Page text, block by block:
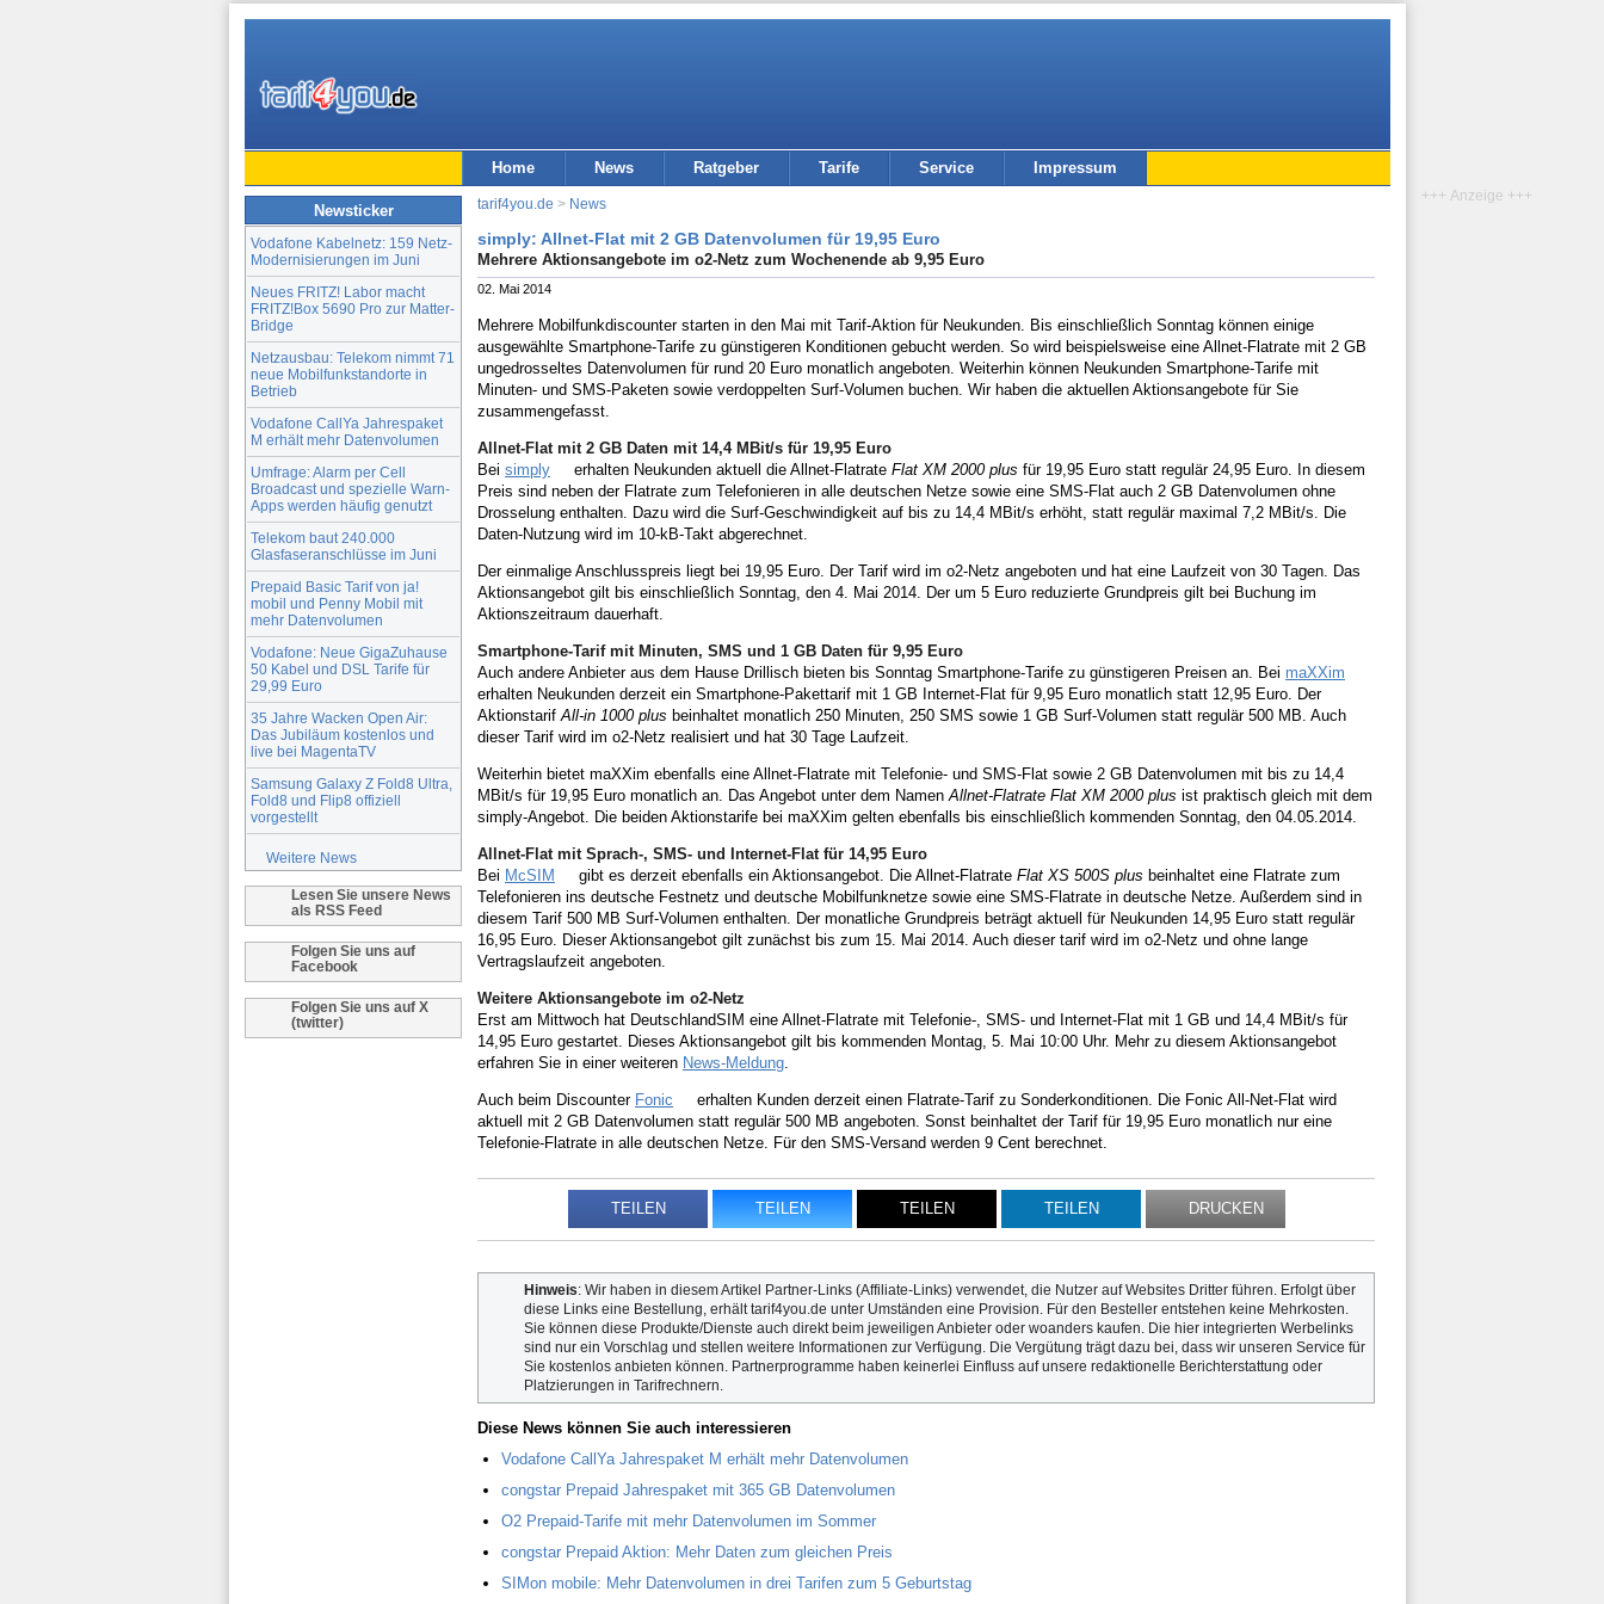
Home News Ratgeber Tarife Service Impressum
Newsticker
Vodafone Kabelnetz: 159 Netz-
Modernisierungen im Juni
Neues FRITZ! Labor macht
FRITZ!Box 5690 Pro zur Matter-
Bridge
Netzausbau: Telekom nimmt 71
neue Mobilfunkstandorte in
Betrieb
Vodafone CallYa Jahrespaket
M erhält mehr Datenvolumen
Umfrage: Alarm per Cell
Broadcast und spezielle Warn-
Apps werden häufig genutzt
Telekom baut 240.000
Glasfaseranschlüsse im Juni
Prepaid Basic Tarif von ja!
mobil und Penny Mobil mit
mehr Datenvolumen
Vodafone: Neue GigaZuhause
50 Kabel und DSL Tarife für
29,99 Euro
35 Jahre Wacken Open Air:
Das Jubiläum kostenlos und
live bei MagentaTV
Samsung Galaxy Z Fold8 Ultra,
Fold8 und Flip8 offiziell
vorgestellt
Weitere News
Lesen Sie unsere News
als RSS Feed
Folgen Sie uns auf
Facebook
Folgen Sie uns auf X
(twitter)
tarif4you.de > News
simply: Allnet-Flat mit 2 GB Datenvolumen für 19,95 Euro
Mehrere Aktionsangebote im o2-Netz zum Wochenende ab 9,95 Euro
02. Mai 2014
Mehrere Mobilfunkdiscounter starten in den Mai mit Tarif-Aktion für Neukunden. Bis einschließlich Sonntag können einige
ausgewählte Smartphone-Tarife zu günstigeren Konditionen gebucht werden. So wird beispielsweise eine Allnet-Flatrate mit 2 GB
ungedrosseltes Datenvolumen für rund 20 Euro monatlich angeboten. Weiterhin können Neukunden Smartphone-Tarife mit
Minuten- und SMS-Paketen sowie verdoppelten Surf-Volumen buchen. Wir haben die aktuellen Aktionsangebote für Sie
zusammengefasst.
Allnet-Flat mit 2 GB Daten mit 14,4 MBit/s für 19,95 Euro
Bei simply erhalten Neukunden aktuell die Allnet-Flatrate Flat XM 2000 plus für 19,95 Euro statt regulär 24,95 Euro. In diesem
Preis sind neben der Flatrate zum Telefonieren in alle deutschen Netze sowie eine SMS-Flat auch 2 GB Datenvolumen ohne
Drosselung enthalten. Dazu wird die Surf-Geschwindigkeit auf bis zu 14,4 MBit/s erhöht, statt regulär maximal 7,2 MBit/s. Die
Daten-Nutzung wird im 10-kB-Takt abgerechnet.
Der einmalige Anschlusspreis liegt bei 19,95 Euro. Der Tarif wird im o2-Netz angeboten und hat eine Laufzeit von 30 Tagen. Das
Aktionsangebot gilt bis einschließlich Sonntag, den 4. Mai 2014. Der um 5 Euro reduzierte Grundpreis gilt bei Buchung im
Aktionszeitraum dauerhaft.
Smartphone-Tarif mit Minuten, SMS und 1 GB Daten für 9,95 Euro
Auch andere Anbieter aus dem Hause Drillisch bieten bis Sonntag Smartphone-Tarife zu günstigeren Preisen an. Bei maXXim
erhalten Neukunden derzeit ein Smartphone-Pakettarif mit 1 GB Internet-Flat für 9,95 Euro monatlich statt 12,95 Euro. Der
AktionstarifAll-in 1000 plus beinhaltet monatlich 250 Minuten, 250 SMS sowie 1 GB Surf-Volumen statt regulär 500 MB. Auch
dieser Tarif wird im o2-Netz realisiert und hat 30 Tage Laufzeit.
Weiterhin bietet maXXim ebenfalls eine Allnet-Flatrate mit Telefonie- und SMS-Flat sowie 2 GB Datenvolumen mit bis zu 14,4
MBit/s für 19,95 Euro monatlich an. Das Angebot unter dem NamenAllnet-Flatrate Flat XM 2000 plus ist praktisch gleich mit dem
simply-Angebot. Die beiden Aktionstarife bei maXXim gelten ebenfalls bis einschließlich kommenden Sonntag, den 04.05.2014.
Allnet-Flat mit Sprach-, SMS- und Internet-Flat für 14,95 Euro
Bei McSIM gibt es derzeit ebenfalls ein Aktionsangebot. Die Allnet-Flatrate Flat XS 500S plus beinhaltet eine Flatrate zum
Telefonieren ins deutsche Festnetz und deutsche Mobilfunknetze sowie eine SMS-Flatrate in deutsche Netze. Außerdem sind in
diesem Tarif 500 MB Surf-Volumen enthalten. Der monatliche Grundpreis beträgt aktuell für Neukunden 14,95 Euro statt regulär
16,95 Euro. Dieser Aktionsangebot gilt zunächst bis zum 15. Mai 2014. Auch dieser tarif wird im o2-Netz und ohne lange
Vertragslaufzeit angeboten.
Weitere Aktionsangebote im o2-Netz
Erst am Mittwoch hat DeutschlandSIM eine Allnet-Flatrate mit Telefonie-, SMS- und Internet-Flat mit 1 GB und 14,4 MBit/s für
14,95 Euro gestartet. Dieses Aktionsangebot gilt bis kommenden Montag, 5. Mai 10:00 Uhr. Mehr zu diesem Aktionsangebot
erfahren Sie in einer weiteren News-Meldung.
Auch beim Discounter Fonic
erhalten Kunden derzeit einen Flatrate-Tarif zu Sonderkonditionen. Die Fonic All-Net-Flat wird
aktuell mit 2 GB Datenvolumen statt regulär 500 MB angeboten. Sonst beinhaltet der Tarif für 19,95 Euro monatlich nur eine
Telefonie-Flatrate in alle deutschen Netze. Für den SMS-Versand werden 9 Cent berechnet.
TEILEN TEILEN TEILEN TEILEN DRUCKEN
Hinweis: Wir haben in diesem Artikel Partner-Links (Affiliate-Links) verwendet, die Nutzer auf Websites Dritter führen. Erfolgt über
diese Links eine Bestellung, erhält tarif4you.de unter Umständen eine Provision. Für den Besteller entstehen keine Mehrkosten.
Sie können diese Produkte/Dienste auch direkt beim jeweiligen Anbieter oder woanders kaufen. Die hier integrierten Werbelinks
sind nur ein Vorschlag und stellen weitere Informationen zur Verfügung. Die Vergütung trägt dazu bei, dass wir unseren Service für
Sie kostenlos anbieten können. Partnerprogramme haben keinerlei Einfluss auf unsere redaktionelle Berichterstattung oder
Platzierungen in Tarifrechnern.
Diese News können Sie auch interessieren
Vodafone CallYa Jahrespaket M erhält mehr Datenvolumen
congstar Prepaid Jahrespaket mit 365 GB Datenvolumen
O2 Prepaid-Tarife mit mehr Datenvolumen im Sommer
congstar Prepaid Aktion: Mehr Daten zum gleichen Preis
SIMon mobile: Mehr Datenvolumen in drei Tarifen zum 5 Geburtstag
+++ Anzeige +++